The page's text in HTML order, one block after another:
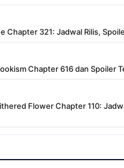
Chapter 321: Jadwal Rilis,
Chapter 616 dan Spoiler
Flower Chapter 110: